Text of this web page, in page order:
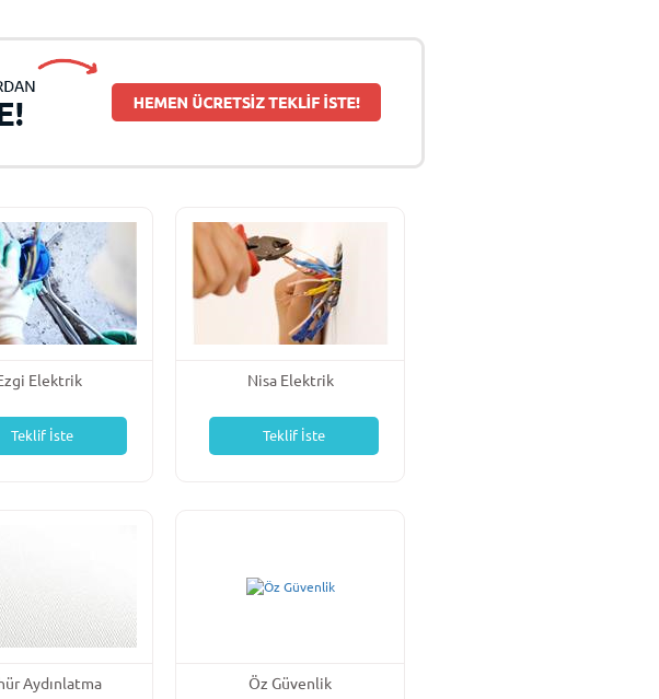
Elektrik
Teklif İste
Nisa Elektrik
Teklif İste
Aydınlatma Öz Güvenlik